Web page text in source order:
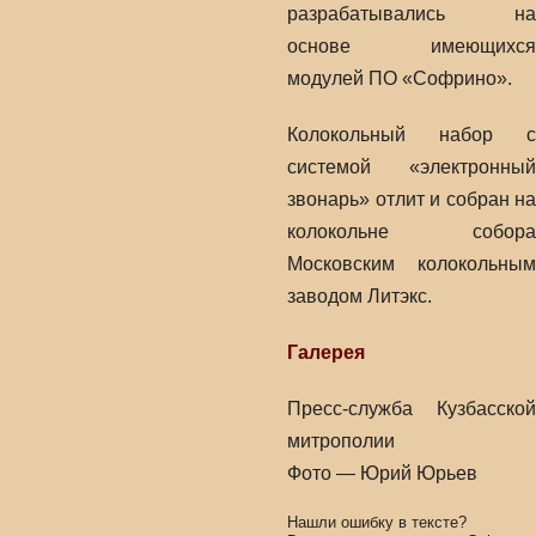
разрабатывались на
основе имеющихся
модулей ПО «Софрино».
Колокольный набор с
системой «электронный
звонарь» отлит и собран на
колокольне собора
Московским колокольным
заводом Литэкс.
Галерея
Пресс-служба Кузбасской
митрополии
Фото — Юрий Юрьев
Нашли ошибку в тексте?